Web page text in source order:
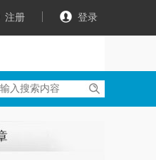
注册 登录